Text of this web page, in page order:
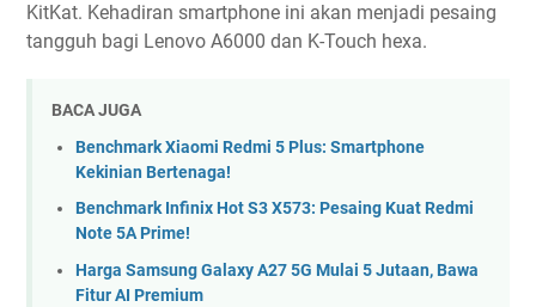
KitKat. Kehadiran smartphone ini akan menjadi pesaing
tangguh bagi Lenovo A6000 dan K-Touch hexa.
BACA JUGA
Benchmark Xiaomi Redmi 5 Plus: Smartphone
Kekinian Bertenaga!
Benchmark Infinix Hot S3 X573: Pesaing Kuat Redmi
Note 5A Prime!
Harga Samsung Galaxy A27 5G Mulai 5 Jutaan, Bawa
Fitur AI Premium